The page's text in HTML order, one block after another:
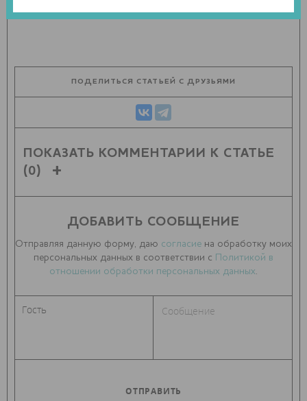
ПОДЕЛИТЬСЯ СТАТЬЕЙ С ДРУЗЬЯМИ
ПОКАЗАТЬ КОММЕНТАРИИ К СТАТЬЕ
(0)
ДОБАВИТЬ СООБЩЕНИЕ
Отправляя данную форму, даю согласие на обработку моих
персональных данных в соответствии с
Политикой в
отношении обработки персональных данных.